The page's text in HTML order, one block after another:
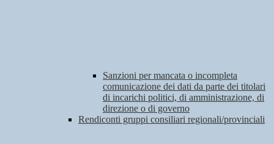
Sanzioni per mancata o incompleta
comunicazione dei dati da parte dei titolari
di incarichi politici, di amministrazione, di
direzione o di governo
Rendiconti gruppi consiliari regionali/provinciali